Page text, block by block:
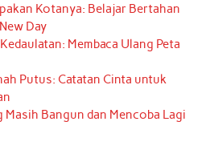
Kotanya: Belajar Bertahan
Day
Membaca Ulang Peta
Putus: Catatan Cinta untuk
Masih Bangun dan Mencoba Lagi